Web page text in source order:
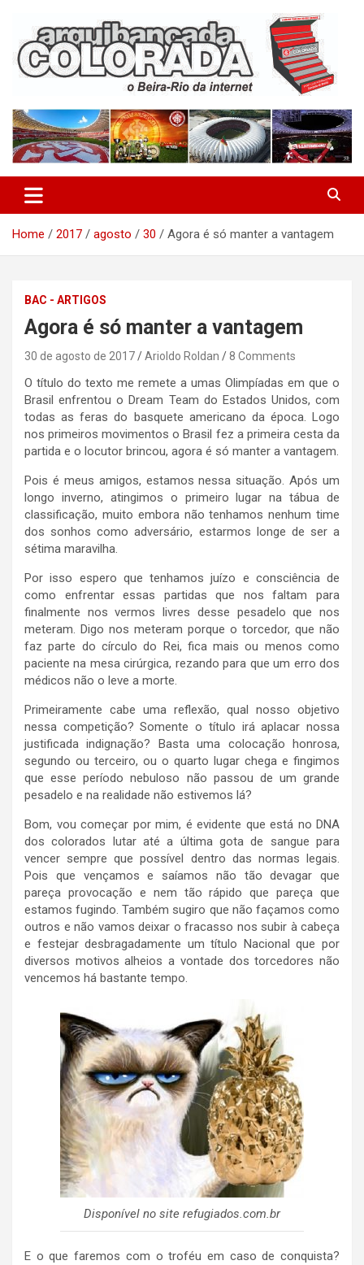
content
Arquibancada Colorada
Home 2017 agosto 30 Agora é só manter a vantagem
BAC - ARTIGOS
Agora é só manter a vantagem
30 de agosto de 2017 Arioldo Roldan 8 Comments
O título do texto me remete a umas Olimpíadas em que o
Brasil enfrentou o Dream Team do Estados Unidos, com
todas as feras do basquete americano da época. Logo
nos primeiros movimentos o Brasil fez a primeira cesta da
partida e o locutor brincou, agora é só manter a vantagem.
Pois é meus amigos, estamos nessa situação. Após um
longo inverno, atingimos o primeiro lugar na tábua de
classificação, muito embora não tenhamos nenhum time
dos sonhos como adversário, estarmos longe de ser a
sétima maravilha.
Por isso espero que tenhamos juízo e consciência de
como enfrentar essas partidas que nos faltam para
finalmente nos vermos livres desse pesadelo que nos
meteram. Digo nos meteram porque o torcedor, que não
faz parte do círculo do Rei, fica mais ou menos como
paciente na mesa cirúrgica, rezando para que um erro dos
médicos não o leve a morte.
Primeiramente cabe uma reflexão, qual nosso objetivo
nessa competição? Somente o título irá aplacar nossa
justificada indignação? Basta uma colocação honrosa,
segundo ou terceiro, ou o quarto lugar chega e fingimos
que esse período nebuloso não passou de um grande
pesadelo e na realidade não estivemos lá?
Bom, vou começar por mim, é evidente que está no DNA
dos colorados lutar até a última gota de sangue para
vencer sempre que possível dentro das normas legais.
Pois que vençamos e saíamos não tão devagar que
pareça provocação e nem tão rápido que pareça que
estamos fugindo. Também sugiro que não façamos como
outros e não vamos deixar o fracasso nos subir à cabeça
e festejar desbragadamente um título Nacional que por
diversos motivos alheios a vontade dos torcedores não
vencemos há bastante tempo.
Disponível no site refugiados.com.br
E o que faremos com o troféu em caso de conquista?